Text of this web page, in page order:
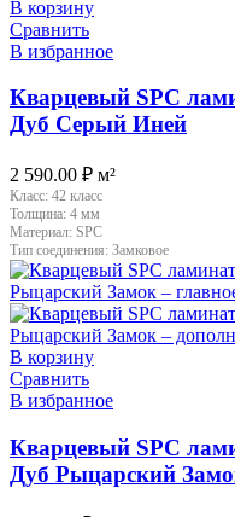
В корзину
Сравнить
В избранное
Кварцевый SPC
Дуб Серый Иней
2 590.00 ₽ м²
Класс: 42 класс
Толщина: 4 мм
Материал: SPC
Тип соединения: Замковое
В корзину
Сравнить
В избранное
Кварцевый SPC
Дуб Рыцарский